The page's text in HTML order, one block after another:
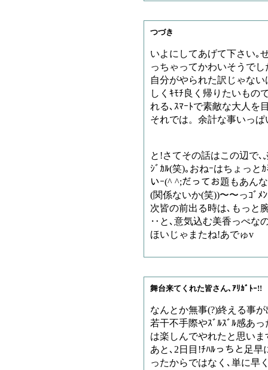
つづき
いよにしてあげて下さい｡
っちゃってかわいそうで
自分がやられた訳じゃな
しくｷﾓﾁ良く帰りたいもの
れる､ｽﾏｰﾄで素敵な大人を
それでは。余計な事いっ
と!さてその話はこの辺で､
ｼﾞｶﾙ(笑)｡おねｰはちょっと
いｰ(^ ^;だってお題もあん
(関係ないか(笑))〜〜っｺﾞﾒ
次皆の前出る時は､もっと
‥と､意気込む美香っぺな
ほいじゃまたね!あでゅv
舞台来てくれた皆さん､ｱﾘｶﾞﾄｰ!!
なんとか無事(?)終える事
若干不手際やｽﾞﾙｽﾞﾙ感あ
は楽しんでやれたと思い
あと､2日目!ﾁﾊﾙっちと足
ったからではなく､単に早